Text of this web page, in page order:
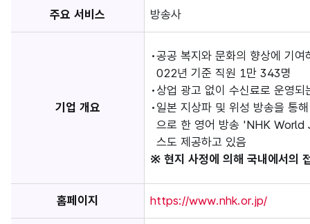
주요 서비스 방송사
기업 개요
공공 복지와 문화의 향상에 기
022년 기준 직원 1만 343명
상업 광고 없이 수신료로 운영되
일본 지상파 및 위성 방송을 통
으로 한 영어 방송 'NHK World
스도 제공하고 있음
※ 현지 사정에 의해 국내에서의
홈페이지 https://www.nhk.or.jp/